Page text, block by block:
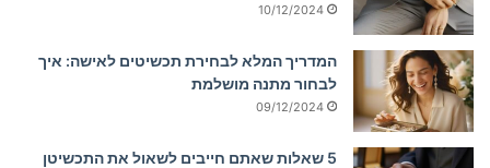
10/12/2024
המדריך המלא לבחירת תכשיטים לאישה: איך
לבחור מתנה מושלמת
09/12/2024
5 שאלות שאתם חייבים לשאול את התכשיטן